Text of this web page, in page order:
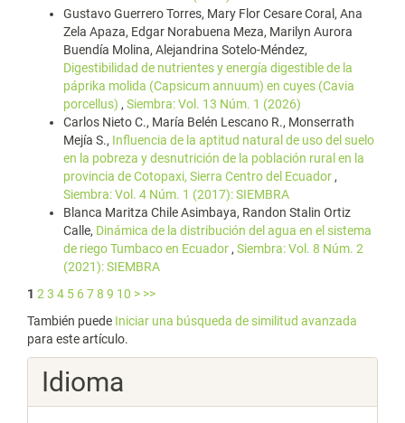
Gustavo Guerrero Torres, Mary Flor Cesare Coral, Ana
Zela Apaza, Edgar Norabuena Meza, Marilyn Aurora
Buendía Molina, Alejandrina Sotelo-Méndez,
Digestibilidad de nutrientes y energía digestible de la
páprika molida (Capsicum annuum) en cuyes (Cavia
porcellus) , Siembra: Vol. 13 Núm. 1 (2026)
Carlos Nieto C., María Belén Lescano R., Monserrath
Mejía S., Influencia de la aptitud natural de uso del suelo
en la pobreza y desnutrición de la población rural en la
provincia de Cotopaxi, Sierra Centro del Ecuador ,
Siembra: Vol. 4 Núm. 1 (2017): SIEMBRA
Blanca Maritza Chile Asimbaya, Randon Stalin Ortiz
Calle, Dinámica de la distribución del agua en el sistema
de riego Tumbaco en Ecuador , Siembra: Vol. 8 Núm. 2
(2021): SIEMBRA
1 2 3 4 5 678 9 10 > >>
También puede Iniciar una búsqueda de similitud avanzada
para este artículo.
Idioma